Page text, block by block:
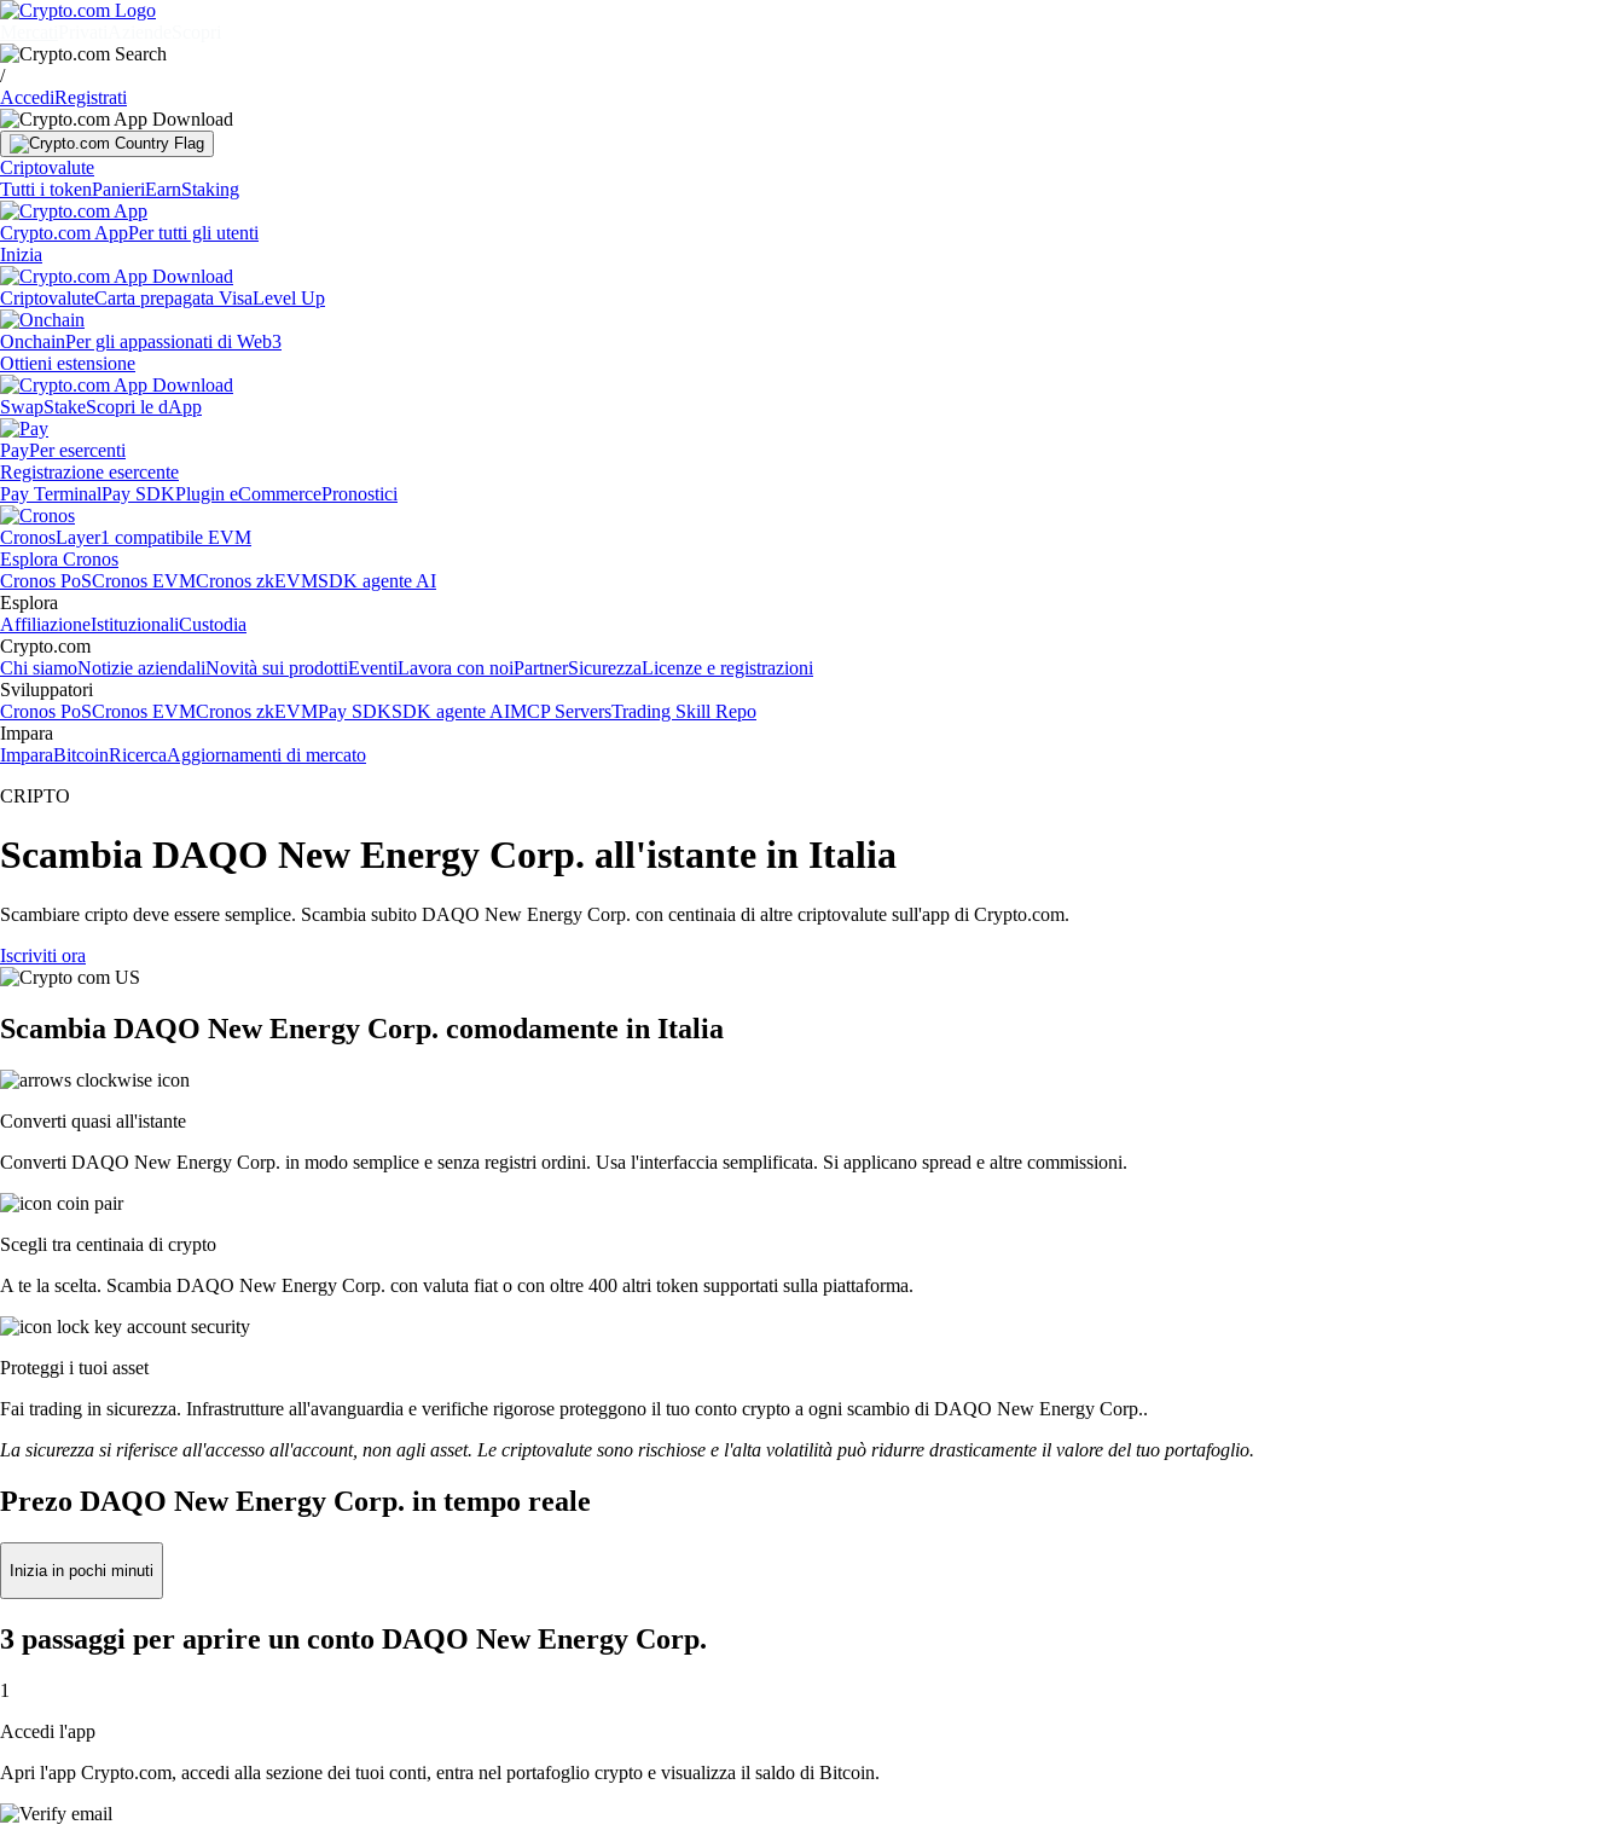
/
AccediRegistrati
Criptovalute
Tutti i tokenPanieriEarnStaking
Crypto.com AppPer tutti gli utenti
Inizia
CriptovaluteCarta prepagata VisaLevel Up
OnchainPer gli appassionati di Web3
Ottieni estensione
SwapStakeScopri le dApp
PayPer esercenti
Registrazione esercente
Pay TerminalPay SDKPlugin eCommercePronostici
CronosLayer1 compatibile EVM
Esplora Cronos
Cronos PoSCronos EVMCronos zkEVMSDK agente AI
Esplora
AffiliazioneIstituzionaliCustodia
Crypto.com
Chi siamoNotizie aziendaliNovità sui prodottiEventiLavora con noiPartnerSicurezzaLicenze e registrazioni
Sviluppatori
Cronos PoSCronos EVMCronos zkEVMPay SDKSDK agente AIMCP ServersTrading Skill Repo
Impara
ImparaBitcoinRicercaAggiornamenti di mercato
CRIPTO
Scambia DAQO New Energy Corp. all'istante in Italia
Scambiare cripto deve essere semplice. Scambia subito DAQO New Energy Corp. con centinaia di altre criptovalute sull'app di Crypto.com.
Iscriviti ora
Scambia DAQO New Energy Corp. comodamente in Italia
Converti quasi all'istante
Converti DAQO New Energy Corp. in modo semplice e senza registri ordini. Usa l'interfaccia semplificata. Si applicano spread e altre commissioni.
Scegli tra centinaia di crypto
A te la scelta. Scambia DAQO New Energy Corp. con valuta fiat o con oltre 400 altri token supportati sulla piattaforma.
Proteggi i tuoi asset
Fai trading in sicurezza. Infrastrutture all'avanguardia e verifiche rigorose proteggono il tuo conto crypto a ogni scambio di DAQO New Energy Corp..
La sicurezza si riferisce all'accesso all'account, non agli asset. Le criptovalute sono rischiose e l'alta volatilità può ridurre drasticamente il valore del tuo portafoglio.
Prezo DAQO New Energy Corp. in tempo reale
Inizia in pochi minuti
3 passaggi per aprire un conto DAQO New Energy Corp.
1
Accedi l'app
Apri l'app Crypto.com, accedi alla sezione dei tuoi conti, entra nel portafoglio crypto e visualizza il saldo di Bitcoin.